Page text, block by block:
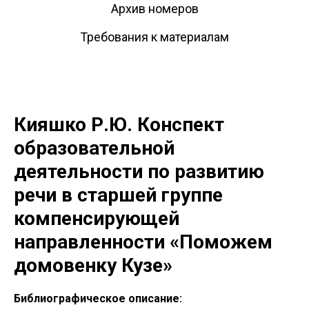
Архив номеров
Требования к материалам
Кияшко Р.Ю. Конспект
образовательной
деятельности по развитию
речи в старшей группе
компенсирующей
направленности «Поможем
домовенку Кузе»
Библиографическое описание: